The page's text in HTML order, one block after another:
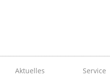
Aktuelles Service